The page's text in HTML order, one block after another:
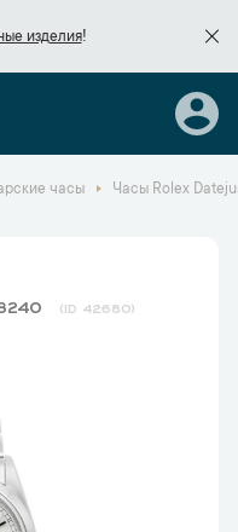
изделия!
часы Часы Rolex
42680